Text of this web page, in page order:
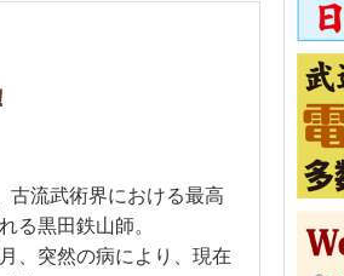
古流武術界における最高
る黒田鉄山師。
、突然の病により、現在